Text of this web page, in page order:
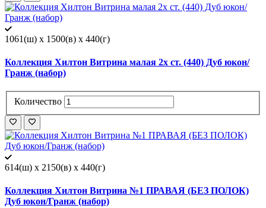
1061(ш) x 1500(в) x 440(г)
Коллекция Хилтон Витрина малая 2х ст. (440) Дуб юкон/
Гранж (набор)
Количество
614(ш) x 2150(в) x 440(г)
Коллекция Хилтон Витрина №1 ПРАВАЯ (БЕЗ ПОЛОК)
Дуб юкон/Гранж (набор)